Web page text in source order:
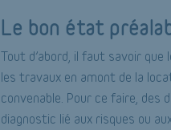
Le bon état
Tout d’abord, il faut savoir
les travaux en amont de la
convenable. Pour ce faire, des
diagnostic lié aux risques ou